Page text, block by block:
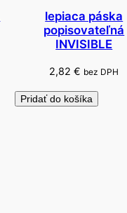
lepiaca páska
popisovateľná
INVISIBLE
2,82€ bez DPH
Pridať do košíka